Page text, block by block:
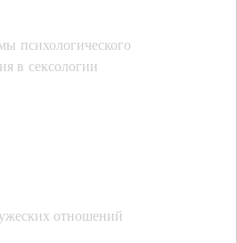
психологического
в сексологии
отношений